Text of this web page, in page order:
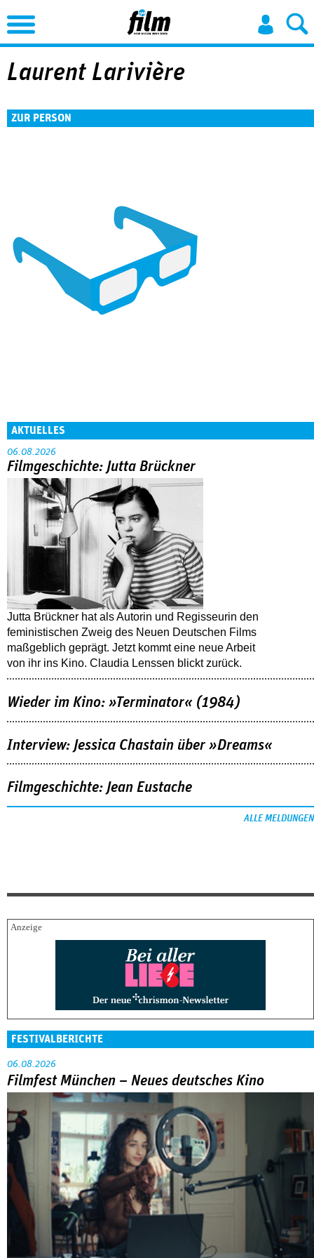
Jump to Navigation
Laurent Larivière
ZUR PERSON
AKTUELLES
06.08.2026
Filmgeschichte: Jutta Brückner
Jutta Brückner hat als Autorin und Regisseurin den
feministischen Zweig des Neuen Deutschen Films
maßgeblich geprägt. Jetzt kommt eine neue Arbeit
von ihr ins Kino. Claudia Lenssen blickt zurück.
Wieder im Kino: »Terminator« (1984)
Interview: Jessica Chastain über »Dreams«
Filmgeschichte: Jean Eustache
ALLE MELDUNGEN
FESTIVALBERICHTE
06.08.2026
Filmfest München – Neues deutsches Kino